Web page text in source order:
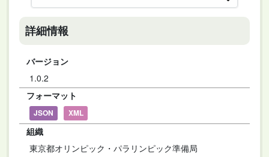
詳細情報
バージョン
1.0.2
フォーマット
JSON XML
組織
東京都オリンピック・パラリンピック準備局